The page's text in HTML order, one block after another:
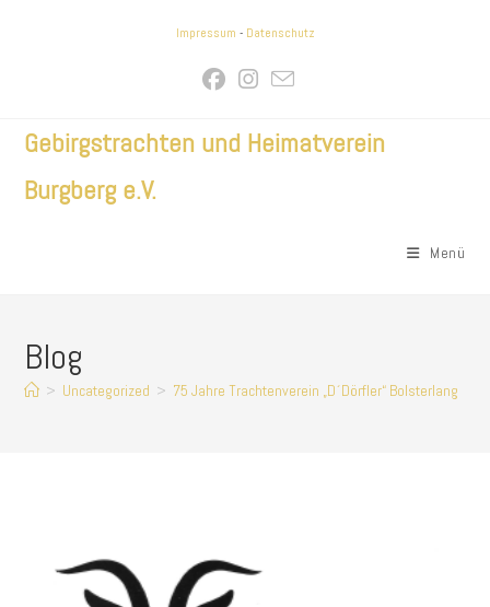
Impressum - Datenschutz
Gebirgstrachten und Heimatverein
Burgberg e.V.
Menü
Blog
> Uncategorized > 75 Jahre Trachtenverein „D´Dörfler“ Bolsterlang